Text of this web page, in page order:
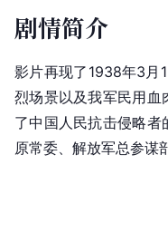
剧情简介
影片再现了1938年3月
烈场景以及我军民用血
了中国人民抗击侵略
原常委、解放军总参谋